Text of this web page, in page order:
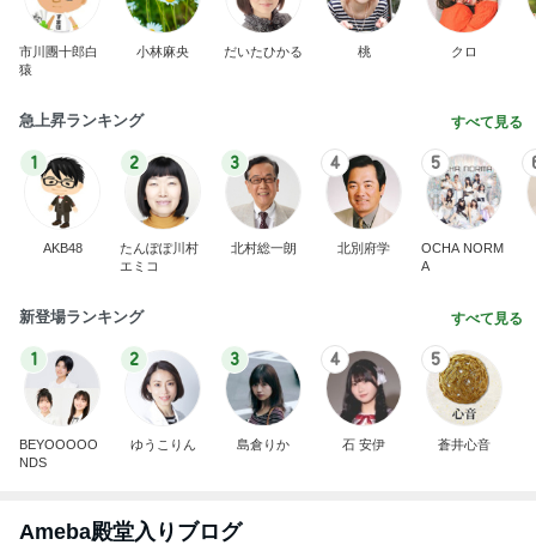
市川團十郎白
猿
小林麻央 だいたひかる 桃 クロ
急上昇ランキング すべて見る
1
AKB48
2
たんぽぽ川村
エミコ
3
北村総一朗
4
北別府学
5
OCHA NORM
A
新登場ランキング すべて見る
1
BEYOOOOO
NDS
2
ゆうこりん
3
島倉りか
4
石 安伊
5
蒼井心音
Ameba殿堂入りブログ